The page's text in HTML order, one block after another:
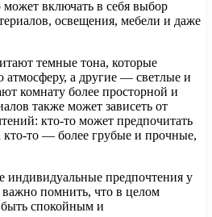
включать в себя выбор
освещения, мебели и даже
темные тона, которые
атмосферу, а другие — светлые и
комнату более просторной и
также может зависеть от
кто-то может предпочитать
то — более грубые и прочные,
индивидуальные предпочтения у
помнить, что в целом
спокойным и